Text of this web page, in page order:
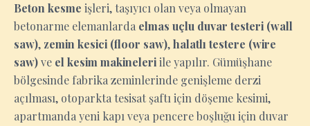
Beton kesme işleri, taşıyıcı olan veya olmayan
betonarme elemanlarda elmas uçlu duvar testeri (wall
saw), zemin kesici (floor saw),halatlı testere (wire
saw)ve el kesim makineleriile yapılır. Gümüşhane
bölgesinde fabrika zeminlerinde genişleme derzi
açılması, otoparkta tesisat şaftı için döşeme kesimi,
apartmanda yeni kapı veya pencere boşluğu için duvar